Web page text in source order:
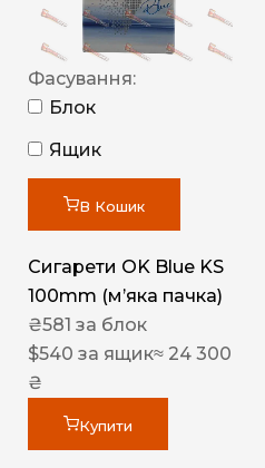
Фасування:
Блок
Ящик
В Кошик
Сигарети OK Blue KS
100mm (м’яка пачка)
₴581 за блок
$540 за ящик≈ 24 300
₴
Купити